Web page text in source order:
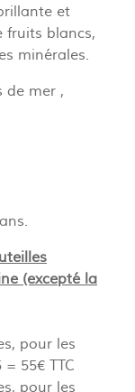
et
fruits blancs,
minérales.
de mer ,
(excepté la
pour les
55€ TTC
pour les